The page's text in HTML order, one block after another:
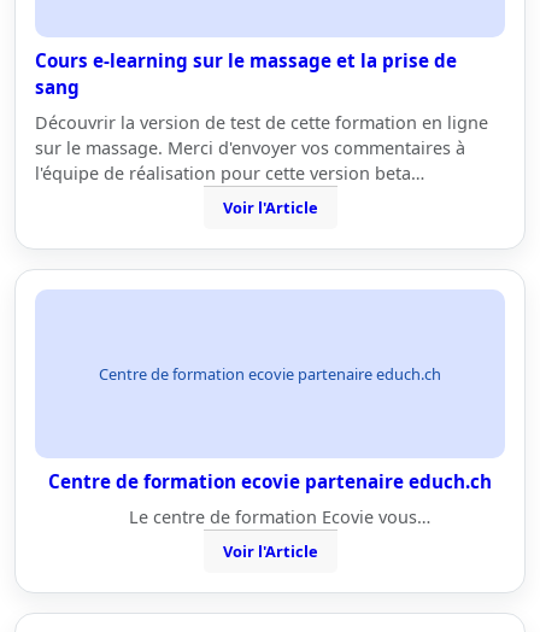
Cours e-learning sur le massage et la prise de
sang
Découvrir la version de test de cette formation en ligne
sur le massage. Merci d'envoyer vos commentaires à
l'équipe de réalisation pour cette version beta…
Voir l'Article
Centre de formation ecovie partenaire educh.ch
Centre de formation ecovie partenaire educh.ch
Le centre de formation Ecovie vous…
Voir l'Article